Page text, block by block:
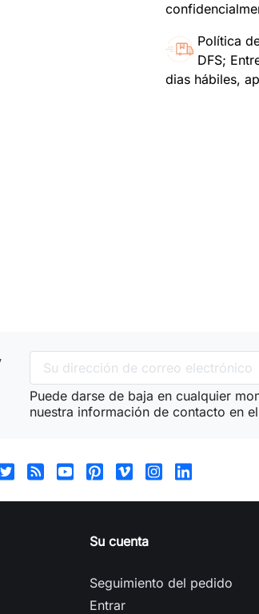
Política
DFS;
dias hábiles,
Puede darse de baja en cualquier
nuestra información de contacto en
Su cuenta
Seguimiento del pedido
Entrar